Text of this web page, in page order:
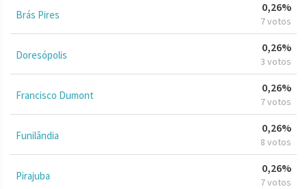
Brás Pires
0,26%
7 votos
Doresópolis
0,26%
3 votos
Francisco Dumont
0,26%
7 votos
Funilândia
0,26%
8 votos
Pirajuba
0,26%
7 votos